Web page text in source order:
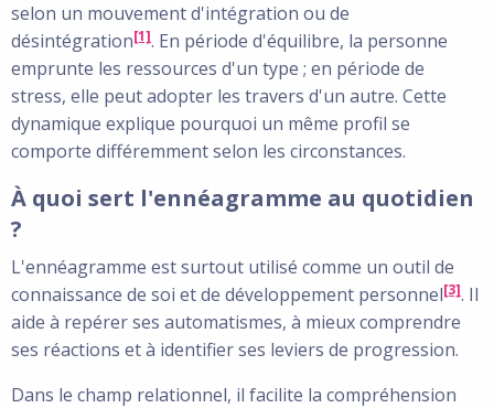
selon un mouvement d'intégration ou de
désintégration[1]. En période d'équilibre, la personne
emprunte les ressources d'un type ; en période de
stress, elle peut adopter les travers d'un autre. Cette
dynamique explique pourquoi un même profil se
comporte différemment selon les circonstances.
À quoi sert l'ennéagramme au quotidien
?
L'ennéagramme est surtout utilisé comme un outil de
connaissance de soi et de développement personnel[3]. Il
aide à repérer ses automatismes, à mieux comprendre
ses réactions et à identifier ses leviers de progression.
Dans le champ relationnel, il facilite la compréhension